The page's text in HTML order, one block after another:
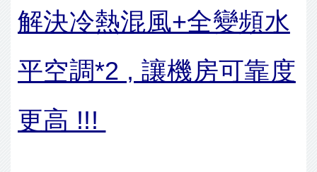
解決冷熱混風+全變頻水
平空調*2 , 讓機房可靠度
更高 !!!